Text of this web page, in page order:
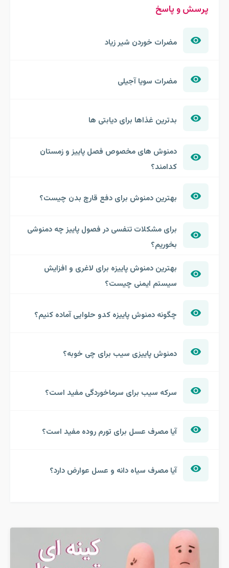
پرسش و پاسخ
مضرات خوردن شیر زیاد
مضرات سویا آجیلی
بدترین غذاها برای دیابتی ها
دمنوش های مخصوص فصل پاییز و زمستان
کدامند؟
بهترین دمنوش برای دفع قارچ بدن چیست؟
برای مشکلات تنفسی در فصول پاییز چه دمنوشی
بخوریم؟
بهترین دمنوش پاییزه برای لاغری و افزایش
سیستم ایمنی چیست؟
چگونه دمنوش پاییزه کدو حلوایی آماده کنیم؟
دمنوش پاییزی سیب برای چی خوبه؟
سرکه سیب برای سرماخوردگی مفید است؟
آیا مصرف عسل برای تورم روده مفید است؟
آیا مصرف سیاه دانه و عسل عوارض دارد؟